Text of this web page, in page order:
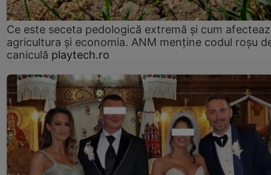
Ce este seceta pedologică extremă și cum
agricultura și economia. ANM menține codul roșu
caniculă playtech.ro